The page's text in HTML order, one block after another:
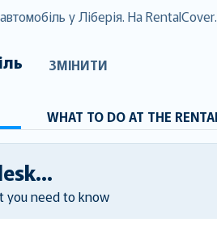
у Ліберія. На
ЗМІНИТИ
WHAT TO DO AT THE
you need to know